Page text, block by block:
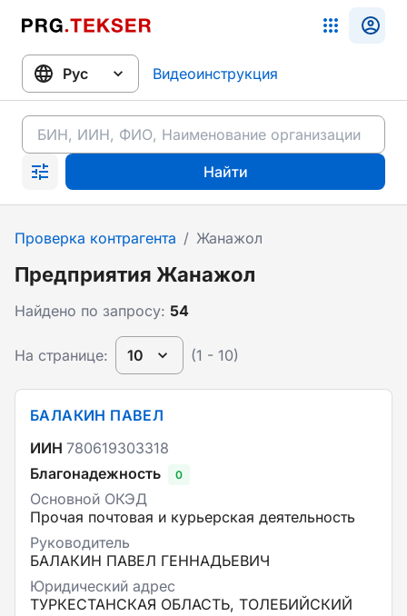
Видеоинструкция
Найти
Проверка контрагента / Жанажол
Предприятия Жанажол
Найдено по запросу: 54
На странице: 10 (1 - 10)
БАЛАКИН ПАВЕЛ
ИИН 780619303318
Благонадежность
0
Основной ОКЭД
Прочая почтовая и курьерская деятельность
Руководитель
БАЛАКИН ПАВЕЛ ГЕННАДЬЕВИЧ
Юридический адрес
ТУРКЕСТАНСКАЯ ОБЛАСТЬ, ТОЛЕБИЙСКИЙ